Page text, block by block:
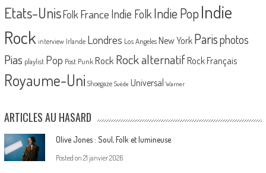
Etats-UnisFolk France Indie FolkIndie PopIndie
Rock interview Irlande Londres Los Angeles New York Parisphotos
Pias playlist Pop Post Punk Rock Rock alternatif Rock Français
Royaume-Uni Shoegaze Suède Universal Warner
ARTICLES AU HASARD
Olive Jones : Soul, Folk et lumineuse
Posted on 21 janvier 2026